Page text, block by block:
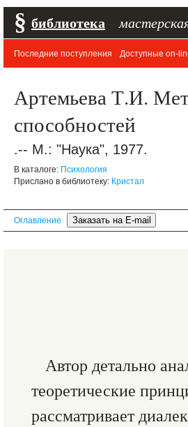
§ библиотека
Последние поступления Доступные on-
Артемьева Т.И.
способностей
.-- М.: "Наука", 1977.
В каталоге: Психология
Прислано в библиотеку: Кристал
Оглавление
Автор детально
теоретические
рассматривает